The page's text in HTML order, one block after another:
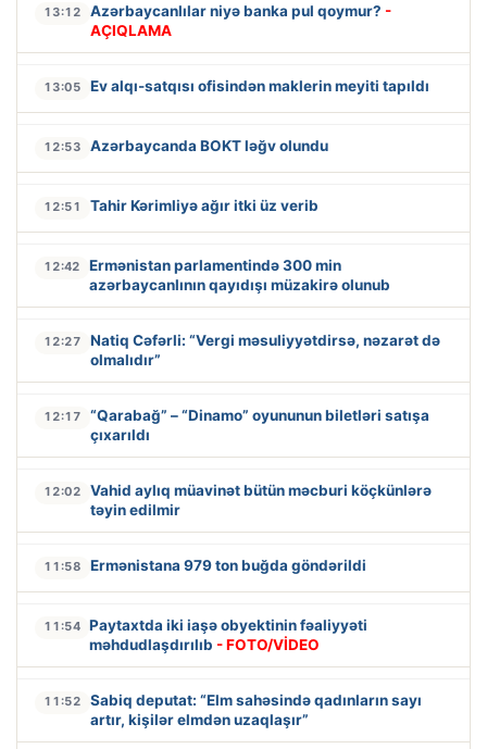
13:12 Azərbaycanlılar niyə banka pul qoymur? -
AÇIQLAMA
13:05 Ev alqı-satqısı ofisindən maklerin meyiti tapıldı
12:53 Azərbaycanda BOKT ləğv olundu
12:51 Tahir Kərimliyə ağır itki üz verib
12:42
Ermənistan parlamentində 300 min
azərbaycanlının qayıdışı müzakirə olunub
12:27
Natiq Cəfərli: “Vergi məsuliyyətdirsə, nəzarət də
olmalıdır”
12:17
“Qarabağ” – “Dinamo” oyununun biletləri satışa
çıxarıldı
12:02
Vahid aylıq müavinət bütün məcburi köçkünlərə
təyin edilmir
11:58 Ermənistana 979 ton buğda göndərildi
11:54 Paytaxtda iki iaşə obyektinin fəaliyyəti
məhdudlaşdırılıb - FOTO/VİDEO
11:52
Sabiq deputat: “Elm sahəsində qadınların sayı
artır, kişilər elmdən uzaqlaşır”